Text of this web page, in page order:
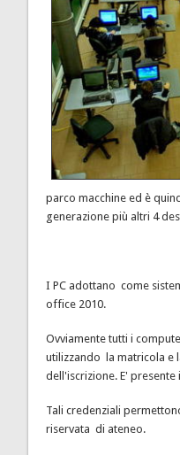
parco macchine ed è
generazione più altri 4
I PC adottano come
office 2010.
Ovviamente tutti i
utilizzando la matricola e
dell'iscrizione. E'
Tali credenziali
riservata di ateneo.